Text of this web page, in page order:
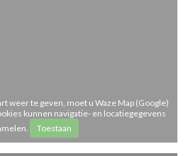
weer te geven, moet u Waze Map (Google)
kunnen navigatie- en locatiegegevens
Toestaan